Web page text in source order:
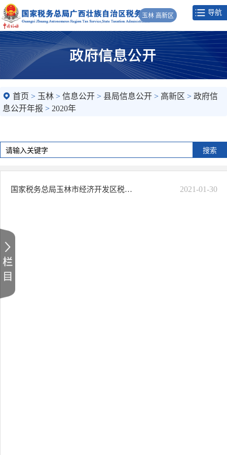
玉林 高新区 导航
首页 > 玉林 > 信息公开 > 县局信息公开 > 高新区 > 政府信
息公开年报 > 2020年
国家税务总局玉林市经济开发区税务局2020年政府信息公开工作年度报告 2021-01-30